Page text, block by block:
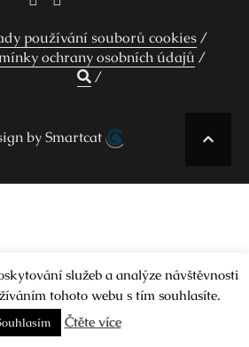
používání souborů cookies
ochrany osobních údajů
by Smartcat
služeb a analýze návštěvnosti
tohoto webu s tím souhlasíte.
Čtěte více